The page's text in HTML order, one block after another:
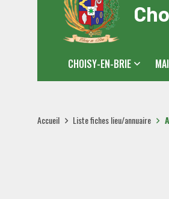
CHOISY-EN-BRIE
Accueil Liste fiches lieu/annuaire